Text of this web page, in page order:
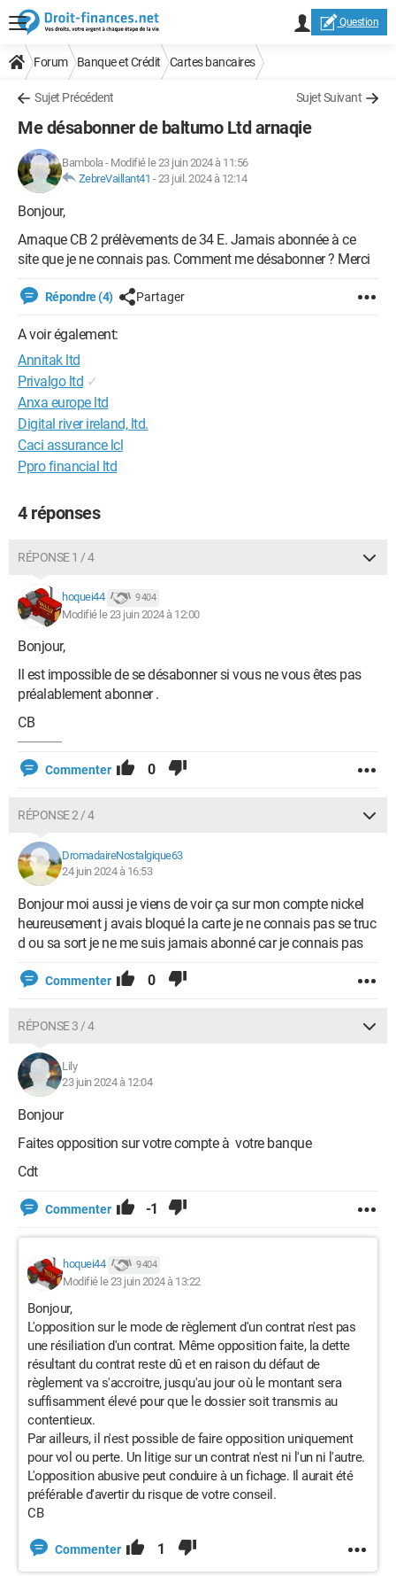
Question
Forum Banque et Crédit Cartes bancaires
Sujet Précédent Sujet Suivant
Me désabonner de baltumo Ltd arnaqie
Bambola- Modifié le 23 juin 2024 à 11:56
ZebreVaillant41 -23 juil. 2024 à 12:14
Bonjour,
Arnaque CB 2 prélèvements de 34 E. Jamais abonnée à ce
site que je ne connais pas. Comment me désabonner ? Merci
Répondre (4) Partager
A voir également:
Annitak ltd
Privalgo ltd ✓
Anxa europe ltd
Digital river ireland, ltd.
Caci assurance lcl
Ppro financial ltd
4 réponses
RÉPONSE 1 / 4
hoquei44 9 404
Modifié le 23 juin 2024 à 12:00
Bonjour,
Il est impossible de se désabonner si vous ne vous êtes pas
préalablement abonner .
CB
Commenter 0
RÉPONSE 2 / 4
DromadaireNostalgique63
24 juin 2024 à 16:53
Bonjour moi aussi je viens de voir ça sur mon compte nickel
heureusement j avais bloqué la carte je ne connais pas se truc
d ou sa sort je ne me suis jamais abonné car je connais pas
Commenter 0
RÉPONSE 3 / 4
Lily
23 juin 2024 à 12:04
Bonjour
Faites opposition sur votre compte à votre banque
Cdt
Commenter -1
hoquei44 9 404
Modifié le 23 juin 2024 à 13:22
Bonjour,
L'opposition sur le mode de règlement d'un contrat n'est pas
une résiliation d'un contrat. Même opposition faite, la dette
résultant du contrat reste dû et en raison du défaut de
règlement va s'accroitre, jusqu'au jour où le montant sera
suffisamment élevé pour que le dossier soit transmis au
contentieux.
Par ailleurs, il n'est possible de faire opposition uniquement
pour vol ou perte. Un litige sur un contrat n'est ni l'un ni l'autre.
L'opposition abusive peut conduire à un fichage. Il aurait été
préférable d'avertir du risque de votre conseil.
CB
Commenter 1